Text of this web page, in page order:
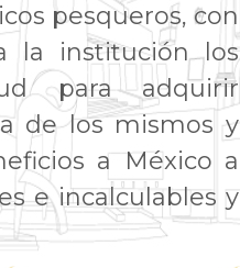
pesqueros, con
la institución los
para adquirir
de los mismos y
a México a
e incalculables y